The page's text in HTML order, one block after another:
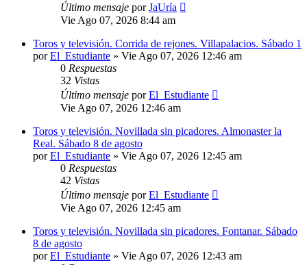
Último mensaje porJaUría
Vie Ago 07, 2026 8:44 am
Toros y televisión. Corrida de rejones. Villapalacios. Sábado 1
porEl_Estudiante » Vie Ago 07, 2026 12:46 am
0 Respuestas
32 Vistas
Último mensaje porEl_Estudiante
Vie Ago 07, 2026 12:46 am
Toros y televisión. Novillada sin picadores. Almonaster la
Real. Sábado 8 de agosto
porEl_Estudiante » Vie Ago 07, 2026 12:45 am
0 Respuestas
42 Vistas
Último mensaje porEl_Estudiante
Vie Ago 07, 2026 12:45 am
Toros y televisión. Novillada sin picadores. Fontanar. Sábado
8 de agosto
porEl_Estudiante » Vie Ago 07, 2026 12:43 am